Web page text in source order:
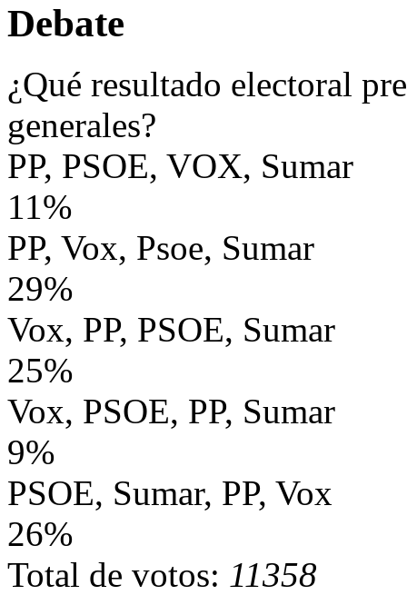
Debate
¿Qué resultado electoral
generales?
PP, PSOE, VOX, Sumar
11%
PP, Vox, Psoe, Sumar
29%
Vox, PP, PSOE, Sumar
25%
Vox, PSOE, PP, Sumar
9%
PSOE, Sumar, PP, Vox
26%
Total de votos: 11358